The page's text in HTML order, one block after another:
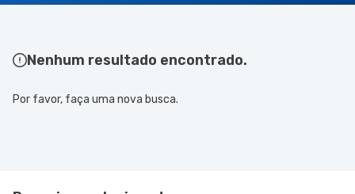
Nenhum resultado encontrado.
Por favor, faça uma nova busca.